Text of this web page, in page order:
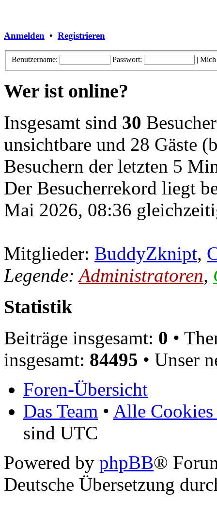
Anmelden • Registrieren
Benutzername: Passwort: | Mich
Wer ist online?
Insgesamt sind 30
unsichtbare und 28 Gäste
Besuchern der letzten 5
Der Besucherrekord liegt
Mai 2026, 08:36
Mitglieder: BuddyZknipt,
Legende:Administratoren,
Statistik
Beiträge insgesamt: 0 •
insgesamt: 84495 • Unser
Foren-Übersicht
Das Team • Alle Cookies
sind UTC
Powered by phpBB®
Deutsche Übersetzung